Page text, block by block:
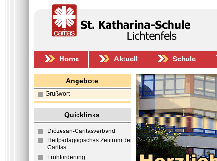
Home Aktuell Schule
Angebote
Grußwort
Quicklinks
Diözesan-Caritasverband
Heilpädagogisches Zentrum der
Caritas
Frühförderung